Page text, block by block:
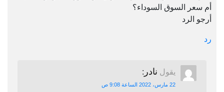
أم سعر السوق السوداء؟
أرجو الرد
رد
يقول نادر :
22 مارس، 2022 الساعة 9:08 ص